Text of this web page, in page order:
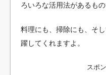
ろいろな活用法があるもの
料理にも、掃除にも、そ
躍してくれますよ。
スポ